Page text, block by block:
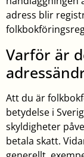
adress blir
Varför är
Att du är
betydelse i
skyldigheter
betala skatt.